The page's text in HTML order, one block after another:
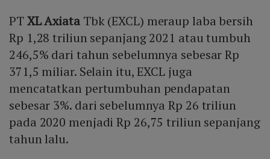
PTXL Axiata Tbk (EXCL) meraup laba bersih
Rp 1,28 triliun sepanjang 2021 atau tumbuh
246,5% dari tahun sebelumnya sebesar Rp
371,5 miliar. Selain itu, EXCL juga
mencatatkan pertumbuhan pendapatan
sebesar 3%. dari sebelumnya Rp 26 triliun
pada 2020 menjadi Rp 26,75 triliun sepanjang
tahun lalu.